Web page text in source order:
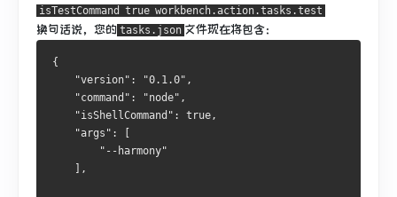
isTestCommand true workbench.action.tasks.test
换句话说，您的 tasks.json 文件现在将包含：
{
    "version": "0.1.0",
    "command": "node",
    "isShellCommand": true,
    "args": [
        "--harmony"
    ],